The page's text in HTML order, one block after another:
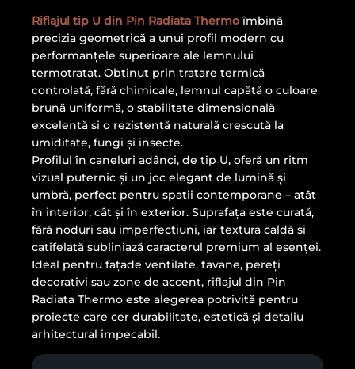
Riflajul tip U din Pin Radiata Thermo îmbină
precizia geometrică a unui profil modern cu
performanțele superioare ale lemnului
termotratat. Obținut prin tratare termică
controlată, fără chimicale, lemnul capătă o culoare
brună uniformă, o stabilitate dimensională
excelentă și o rezistență naturală crescută la
umiditate, fungi și insecte.
Profilul în caneluri adânci, de tip U, oferă un ritm
vizual puternic și un joc elegant de lumină și
umbră, perfect pentru spații contemporane – atât
în interior, cât și în exterior. Suprafața este curată,
fără noduri sau imperfecțiuni, iar textura caldă și
catifelată subliniază caracterul premium al esenței.
Ideal pentru fațade ventilate, tavane, pereți
decorativi sau zone de accent, riflajul din Pin
Radiata Thermo este alegerea potrivită pentru
proiecte care cer durabilitate, estetică și detaliu
arhitectural impecabil.